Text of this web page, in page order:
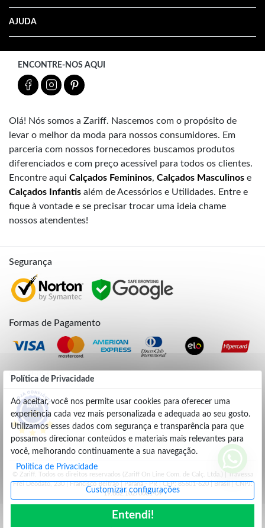
Política de Privacidade
Ao aceitar, você nos permite usar cookies para oferecer uma
experiência cada vez mais personalizada e adequada ao seu gosto.
Utilizamos esses dados com segurança e transparência para que
possamos direcionar conteúdos e materiais mais relevantes para
você, melhorando continuamente a sua navegação.
Política de Privacidade
Customizar configurações
Entendi!
AJUDA
ENCONTRE-NOS AQUI
Olá! Nós somos a Zariff. Nascemos com o propósito de
levar o melhor da moda para nossos consumidores. Em
parceria com nossos fornecedores buscamos produtos
diferenciados e com preço acessível para todos os clientes.
Encontre aqui Calçados Femininos, Calçados Masculinos e
Calçados Infantis além de Acessórios e Utilidades. Entre e
fique à vontade e se precisar trocar uma ideia chame
nossos atendentes!
Segurança
Formas de Pagamento
Credibilidade
4.9
© Zariff. Todos os direitos reservados (Zariff On Line Com. de Calç. Ltda.) | Travessa
Frei Deodato, 230 | Francisco Beltrão | Parana - PR | CEP: 85601-620 | Brasil | CNPJ:
19.662.102/0001-09